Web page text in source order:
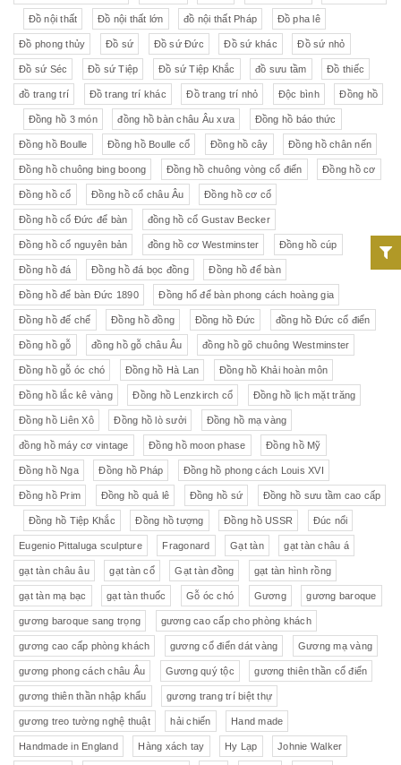
Đồ nội thất Đồ nội thất lớn đồ nội thất Pháp Đồ pha lê
Đồ phong thủy Đồ sứ Đồ sứ Đức Đồ sứ khác Đồ sứ nhỏ
Đồ sứ Séc Đồ sứ Tiệp Đồ sứ Tiệp Khắc đồ sưu tầm Đồ thiếc
đồ trang trí Đồ trang trí khác Đồ trang trí nhỏ Độc bình Đồng hồ
Đồng hồ 3 món đồng hồ bàn châu Âu xưa Đồng hồ báo thức
Đồng hồ Boulle Đồng hồ Boulle cổ Đồng hồ cây Đồng hồ chân nến
Đồng hồ chuông bing boong Đồng hồ chuông vòng cổ điển Đồng hồ cơ
Đồng hồ cổ Đồng hồ cổ châu Âu Đồng hồ cơ cổ
Đồng hồ cổ Đức để bàn đồng hồ cổ Gustav Becker
Đồng hồ cổ nguyên bản đồng hồ cơ Westminster Đồng hồ cúp
Đồng hồ đá Đồng hồ đá bọc đồng Đồng hồ để bàn
Đồng hồ để bàn Đức 1890 Đồng hổ để bàn phong cách hoàng gia
Đồng hồ đế chế Đồng hồ đồng Đồng hồ Đức đồng hồ Đức cổ điển
Đồng hồ gỗ đồng hồ gỗ châu Âu đồng hồ gõ chuông Westminster
Đồng hồ gỗ óc chó Đồng hồ Hà Lan Đồng hồ Khải hoàn môn
Đồng hồ lắc kê vàng Đồng hồ Lenzkirch cổ Đồng hồ lịch mặt trăng
Đồng hồ Liên Xô Đồng hồ lò sưởi Đồng hồ mạ vàng
đồng hồ máy cơ vintage Đồng hồ moon phase Đồng hồ Mỹ
Đồng hồ Nga Đồng hồ Pháp Đồng hồ phong cách Louis XVI
Đồng hồ Prim Đồng hồ quả lê Đồng hồ sứ Đồng hồ sưu tầm cao cấp
Đồng hồ Tiệp Khắc Đồng hồ tượng Đồng hồ USSR Đúc nổi
Eugenio Pittaluga sculpture Fragonard Gạt tàn gạt tàn châu á
gạt tàn châu âu gạt tàn cổ Gạt tàn đồng gạt tàn hình rồng
gạt tàn mạ bạc gạt tàn thuốc Gỗ óc chó Gương gương baroque
gương baroque sang trọng gương cao cấp cho phòng khách
gương cao cấp phòng khách gương cổ điển dát vàng Gương mạ vàng
gương phong cách châu Âu Gương quý tộc gương thiên thần cổ điển
gương thiên thần nhập khẩu gương trang trí biệt thự
gương treo tường nghệ thuật hải chiến Hand made
Handmade in England Hàng xách tay Hy Lạp Johnie Walker